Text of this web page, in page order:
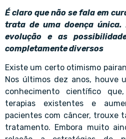
É claro que não se fala em
trata de uma doença
evolução e as
completamente diversos
Existe um certo otimismo
Nos últimos dez anos, houve
conhecimento científico
terapias existentes e
pacientes com câncer, trouxe
tratamento. Embora muito